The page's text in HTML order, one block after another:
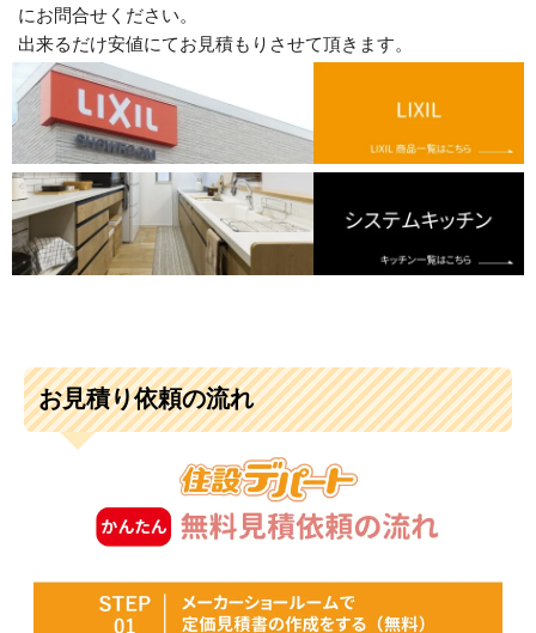
にお問合せください。
出来るだけ安値にてお見積もりさせて頂きます。
お見積り依頼の流れ